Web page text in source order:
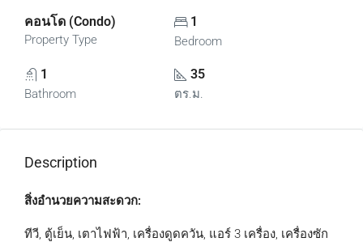
คอนโด (Condo)
Property Type
1
Bedroom
1
Bathroom
35
ตร.ม.
Description
สิ่งอำนวยความสะดวก:
ทีวี, ตู้เย็น, เตาไฟฟ้า, เครื่องดูดควัน, แอร์ 3 เครื่อง, เครื่องซัก